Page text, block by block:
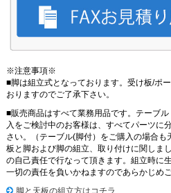
※注意事項※
■脚は組立式となっております。受け板/ポ
おりますのでご了承下さい。
■販売商品はすべて業務用品です。テーブ
入をご検討中のお客様は、すべてパーツに
さい。（テーブル(脚付）をご購入の場合
板と脚および脚の組立、取り付けに関しま
の自己責任で行なって頂きます。組立時に
一切の責任を負いかねますのであらかじめ
脚と天板の組立方はコチラ